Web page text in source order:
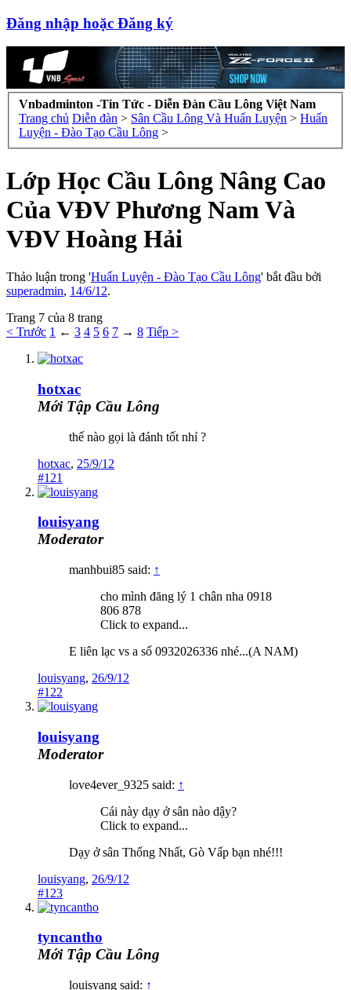
Đăng nhập hoặc Đăng ký
Vnbadminton -Tin Tức - Diễn Đàn Cầu Lông Việt Nam
Trang chủ Diễn đàn > Sân Cầu Lông Và Huấn Luyện > Huấn
Luyện - Đào Tạo Cầu Lông >
Lớp Học Cầu Lông Nâng Cao
Của VĐV Phương Nam Và
VĐV Hoàng Hải
Thảo luận trong 'Huấn Luyện - Đào Tạo Cầu Lông' bắt đầu bởi
superadmin, 14/6/12.
Trang 7 của 8 trang
< Trước 1 ← 3 4 5 6 7 → 8 Tiếp >
hotxac
Mới Tập Cầu Lông
thế nào gọi là đánh tốt nhỉ ?
hotxac, 25/9/12
#121
louisyang
Moderator
manhbui85 said: ↑
cho mình đăng lý 1 chân nha 0918
806 878
Click to expand...
E liên lạc vs a số 0932026336 nhé...(A NAM)
louisyang, 26/9/12
#122
louisyang
Moderator
love4ever_9325 said: ↑
Cái này dạy ở sân nào dậy?
Click to expand...
Dạy ở sân Thống Nhất, Gò Vấp bạn nhé!!!
louisyang, 26/9/12
#123
tyncantho
Mới Tập Cầu Lông
louisyang said: ↑